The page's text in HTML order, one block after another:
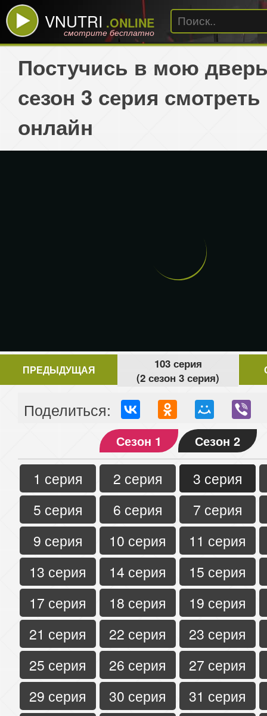
VNUTRI .ONLINE
смотрите бесплатно
Постучись в мою
сезон 3 серия смотреть
онлайн
ПРЕДЫДУЩАЯ
103 серия
(2 сезон 3 серия)
Поделиться:
Сезон 1 Сезон 2
1 серия 2 серия
3 серия
5 серия
6 серия
7 серия
9 серия
10 серия
11 серия
13 серия
14 серия
15 серия
17 серия
18 серия
19 серия
21 серия
22 серия
23 серия
25 серия
26 серия
27 серия
29 серия
30 серия
31 серия